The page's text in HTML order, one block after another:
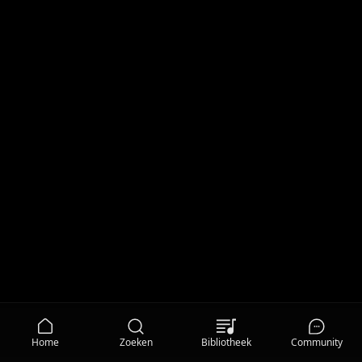
Home Zoeken Bibliotheek Community